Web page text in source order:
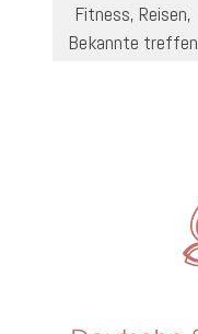
Fitness, Reisen,
Bekannte treffen